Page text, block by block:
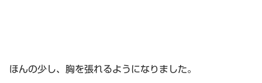
ほんの少し、胸を張れるようになりました。